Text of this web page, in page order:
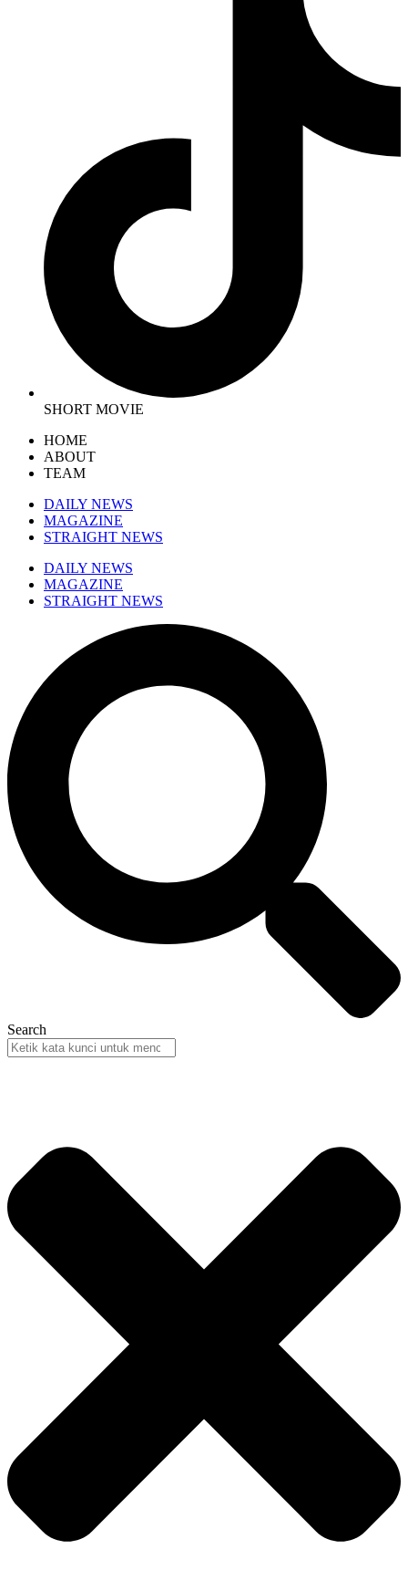
SHORT MOVIE
HOME
ABOUT
TEAM
DAILY NEWS
MAGAZINE
STRAIGHT NEWS
DAILY NEWS
MAGAZINE
STRAIGHT NEWS
Search